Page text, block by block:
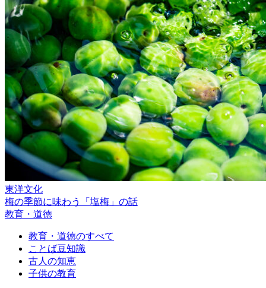
東洋文化
梅の季節に味わう「塩梅」の話
教育・道徳
教育・道徳のすべて
ことば豆知識
古人の知恵
子供の教育